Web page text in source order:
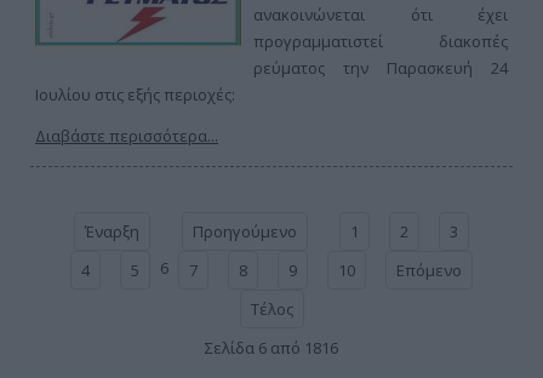
ανακοινώνεται ότι έχει
προγραμματιστεί διακοπές
ρεύματος την Παρασκευή 24
Ιουλίου στις εξής περιοχές:
Διαβάστε περισσότερα...
Έναρξη Προηγούμενο 1 2
3
4
5 6 7 8 9 10
Επόμενο
Τέλος
Σελίδα 6 από 1816